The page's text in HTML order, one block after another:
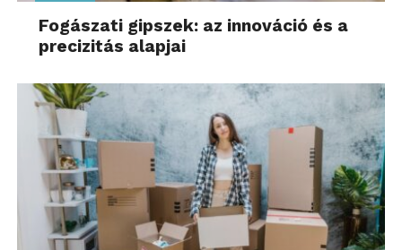
Fogászati gipszek: az innováció és a
precizitás alapjai